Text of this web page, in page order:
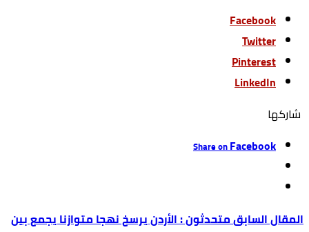
Facebook
Twitter
Pinterest
LinkedIn
‫‫ شاركها‬
Share onFacebook
متحدثون : الأردن يرسخ نهجا متوازنا يجمع بين